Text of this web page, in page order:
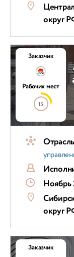
округ
Заказчик
Рабочих мест
15
Отрасль
Ноябрь
округ
Заказчик